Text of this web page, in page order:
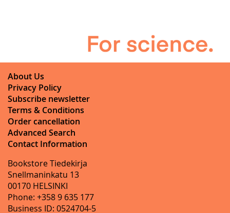
About Us
Privacy Policy
Subscribe newsletter
Terms & Conditions
Order cancellation
Advanced Search
Contact Information
Bookstore Tiedekirja
Snellmaninkatu 13
00170 HELSINKI
Phone: +358 9 635 177
Business ID: 0524704-5